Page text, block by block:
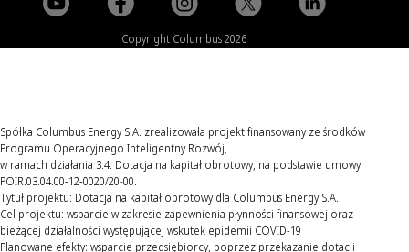
Copyright Columbus 2026
Spółka Columbus Energy S.A. zrealizowała projekt finansowany ze środków
Programu Operacyjnego Inteligentny Rozwój,
w ramach działania 3.4. Dotacja na kapitał obrotowy, na podstawie umowy
POIR.03.04.00-12-0020/20-00.
Tytuł projektu: Dotacja na kapitał obrotowy dla Columbus Energy S.A.
Cel projektu: wsparcie w zakresie zapewnienia płynności finansowej oraz
bieżącej działalności występującej wskutek epidemii COVID-19
Planowane efekty: wsparcie przedsiębiorcy, poprzez przekazanie dotacji